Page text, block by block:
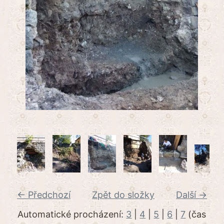
← Předchozí Další →
Zpět do složky
Automatické procházení: 3| 4 5 6 7 (čas